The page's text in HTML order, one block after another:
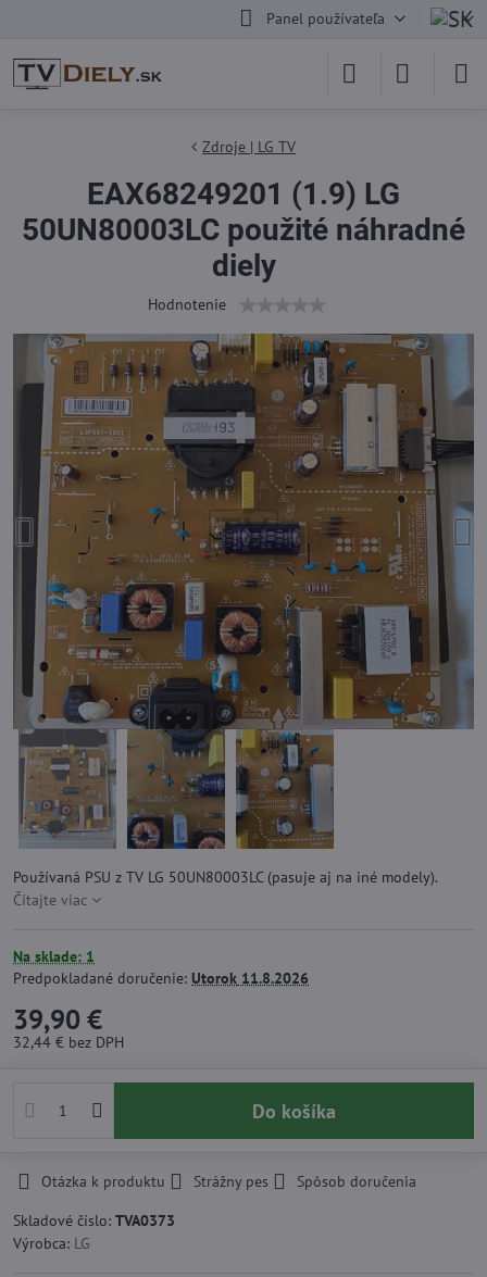
Panel používateľa
Zdroje | LG TV
EAX68249201 (1.9) LG
50UN80003LC použité náhradné
diely
Hodnotenie
Používaná PSU z TV LG 50UN80003LC (pasuje aj na iné modely).
Čítajte viac
Na sklade: 1
Predpokladané doručenie: Utorok 11.8.2026
39,90 €
32,44 € bez DPH
Do košíka
Otázka k produktu Strážny pes
Spôsob doručenia
Skladové číslo: TVA0373
Výrobca: LG